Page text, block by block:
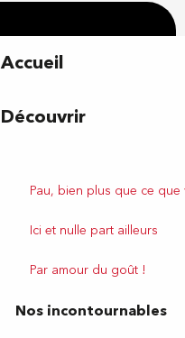
Accueil
Découvrir
Pau, bien plus que ce
Ici et nulle part ailleurs
Par amour du goût !
Nos incontournables